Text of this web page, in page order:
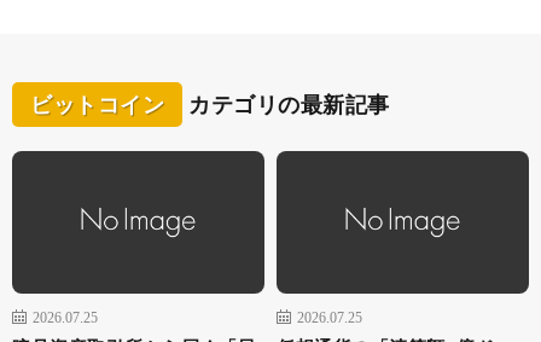
ビットコイン カテゴリの最新記事
2026.07.25 2026.07.25